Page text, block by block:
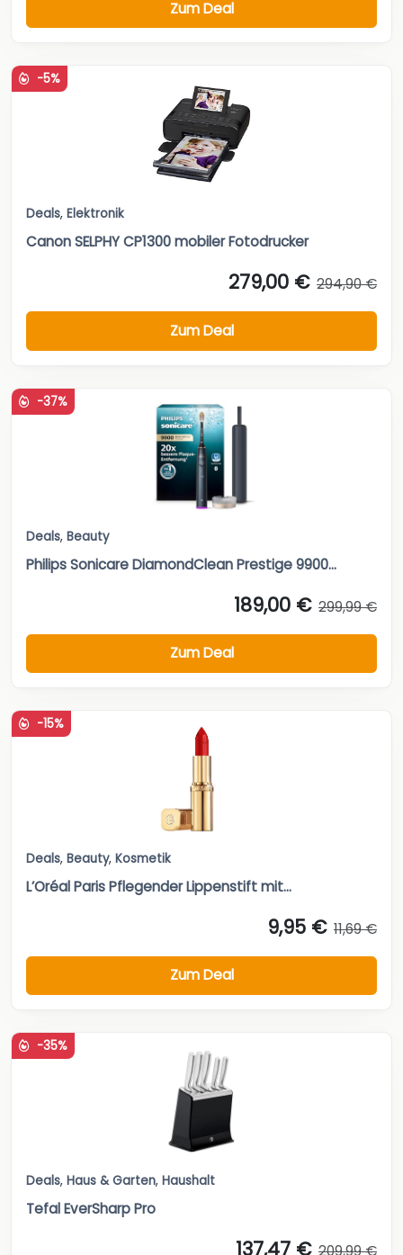
Zum Deal
-5%
Deals, Elektronik
Canon SELPHY CP1300 mobiler Fotodrucker
279,00 € 294,90 €
Zum Deal
-37%
Deals, Beauty
Philips Sonicare DiamondClean Prestige 9900...
189,00 € 299,99 €
Zum Deal
-15%
Deals, Beauty, Kosmetik
L’Oréal Paris Pflegender Lippenstift mit...
9,95 € 11,69 €
Zum Deal
-35%
Deals, Haus & Garten, Haushalt
Tefal EverSharp Pro
137,47 € 209,99 €